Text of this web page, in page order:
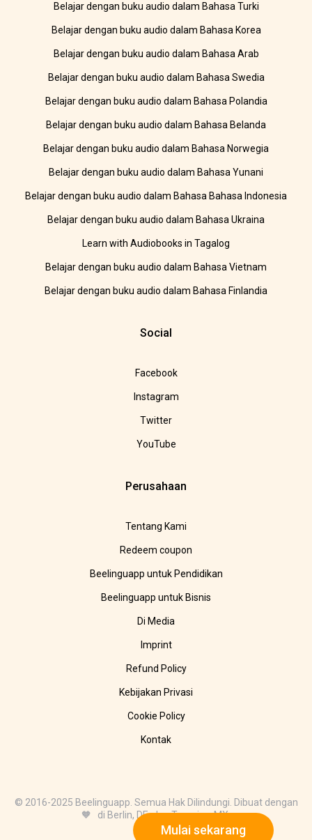
Mulai sekarang
Belajar dengan buku audio dalam Bahasa Turki
Belajar dengan buku audio dalam Bahasa Korea
Belajar dengan buku audio dalam Bahasa Arab
Belajar dengan buku audio dalam Bahasa Swedia
Belajar dengan buku audio dalam Bahasa Polandia
Belajar dengan buku audio dalam Bahasa Belanda
Belajar dengan buku audio dalam Bahasa Norwegia
Belajar dengan buku audio dalam Bahasa Yunani
Belajar dengan buku audio dalam Bahasa Bahasa Indonesia
Belajar dengan buku audio dalam Bahasa Ukraina
Learn with Audiobooks in Tagalog
Belajar dengan buku audio dalam Bahasa Vietnam
Belajar dengan buku audio dalam Bahasa Finlandia
Social
Facebook
Instagram
Twitter
YouTube
Perusahaan
Tentang Kami
Redeem coupon
Beelinguapp untuk Pendidikan
Beelinguapp untuk Bisnis
Di Media
Imprint
Refund Policy
Kebijakan Privasi
Cookie Policy
Kontak
© 2016-2025 Beelinguapp. Semua Hak Dilindungi. Dibuat dengan
🧡 di Berlin, DE, dan Tampico, MX.